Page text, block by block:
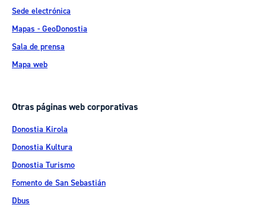
Sede electrónica
Mapas - GeoDonostia
Sala de prensa
Mapa web
Otras páginas web corporativas
Donostia Kirola
Donostia Kultura
Donostia Turismo
Fomento de San Sebastián
Dbus